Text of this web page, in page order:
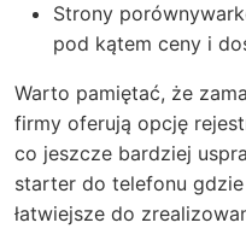
Strony
pod kątem ceny i
Warto pamiętać, że
firmy oferują opcję
co jeszcze bardziej
starter do telefonu
łatwiejsze do